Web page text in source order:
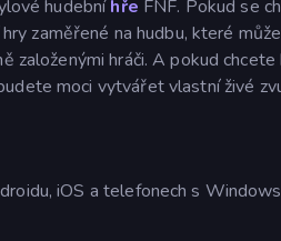
hudebníhře FNF. Pokud se
zaměřené na hudbu, které
založenými hráči. A pokud chcete
moci vytvářet vlastní živé
iOS a telefonech s